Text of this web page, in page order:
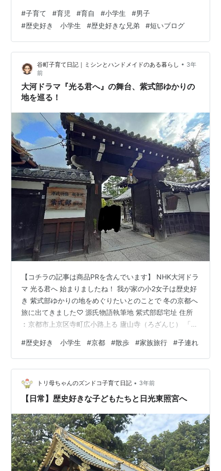
#子育て #育児 #育自 #小学生 #男子
#歴史好き 小学生 #歴史好きな兄弟 #短いブログ
谷町子育て日記｜ミシンとハンドメイドのある暮らし • 3年
前
大河ドラマ『光る君へ』の舞台、紫式部ゆかりの
地を巡る！
【コチラの記事は商品PRを含んでいます】 NHK大河ドラ
マ 光る君へ 始まりましたね！ 我が家の小2女子は歴史好
き 紫式部ゆかりの地をめぐりたいとのことで 冬の京都へ
旅に出てきました♡ 源氏物語執筆地 紫式部邸宅址 住所
︰京都市上京区寺町広小路上る 廬山寺（ろざんじ） 「第
た！ 3月18日まで☆ 大人(中学生以上)800円 小学生400
円拝観時間 10:00～16:30（16:00受付終了） 紫式部の像
邸宅内は写真撮影禁止です 入口、外観、紫式部像、お庭
が写真撮影可です◯ 邸宅内はスタッフの方が説明をして
下さいます 源氏庭 白砂と苔のお庭 …
#歴史好き 小学生 #京都 #散歩 #家族旅行 #子連れ
トリ母ちゃんのズンドコ子育て日記 • 3年前
【日常】歴史好きな子どもたちと日光東照宮へ